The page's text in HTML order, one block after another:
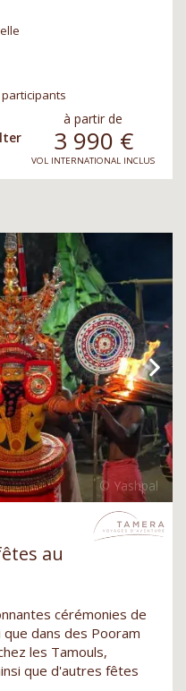
à partir de
3 990 €
VOL INTERNATIONAL INCLUS
au
cérémonies de
que dans des Pooram
les Tamouls,
que d'autres fêtes